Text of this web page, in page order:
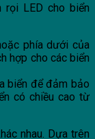
rọi LED cho biển
phía dưới của
hợp cho các biển
biển để đảm bảo
có chiều cao từ
nhau. Dựa trên